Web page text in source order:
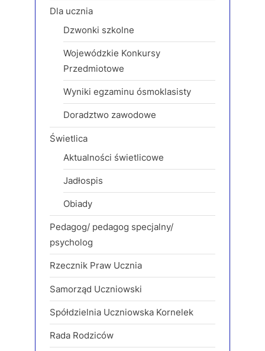
Dla ucznia
Dzwonki szkolne
Wojewódzkie Konkursy
Przedmiotowe
Wyniki egzaminu ósmoklasisty
Doradztwo zawodowe
Świetlica
Aktualności świetlicowe
Jadłospis
Obiady
Pedagog/ pedagog specjalny/
psycholog
Rzecznik Praw Ucznia
Samorząd Uczniowski
Spółdzielnia Uczniowska Kornelek
Rada Rodziców